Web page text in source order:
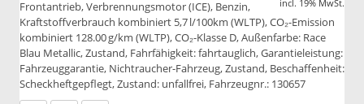
incl. 19% MwSt.
Frontantrieb, Verbrennungsmotor (ICE), Benzin,
Kraftstoffverbrauch kombiniert 5,7 l/100km (WLTP), CO₂-Emission
kombiniert 128.00 g/km (WLTP), CO₂-Klasse D, Außenfarbe: Race
Blau Metallic, Zustand, Fahrfähigkeit: fahrtauglich, Garantieleistung:
Fahrzeuggarantie, Nichtraucher-Fahrzeug, Zustand, Beschaffenheit:
Scheckheftgepflegt, Zustand: unfallfrei, Fahrzeugnr.: 130657